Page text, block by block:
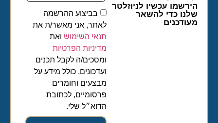
הירשמו עכשיו לניוזלטר
שלנו כדי להשאר
מעודכנים
בביצוע ההרשמה
לאתר, אני מאשר/ת את
תנאי השימושואת
מדיניות הפרטיות
ומסכים/ה לקבל תכנים
ועדכונים, כולל מידע על
מבצעים וחומרים
פרסומיים, לכתובת
הדוא״ל שלי.